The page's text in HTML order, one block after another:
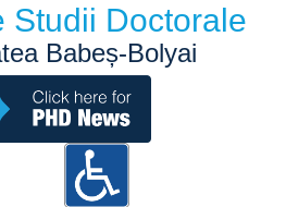
Studii Doctorale
Babeș-Bolyai